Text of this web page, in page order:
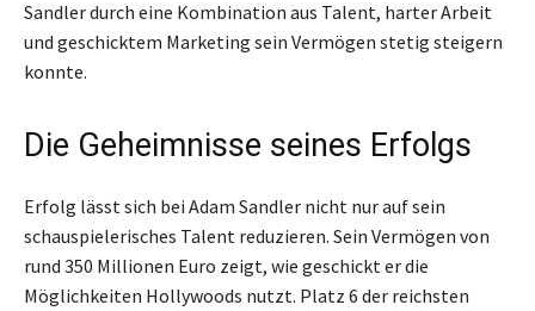
Sandler durch eine Kombination aus Talent, harter Arbeit
und geschicktem Marketing sein Vermögen stetig steigern
konnte.
Die Geheimnisse seines Erfolgs
Erfolg lässt sich bei Adam Sandler nicht nur auf sein
schauspielerisches Talent reduzieren. Sein Vermögen von
rund 350 Millionen Euro zeigt, wie geschickt er die
Möglichkeiten Hollywoods nutzt. Platz 6 der reichsten